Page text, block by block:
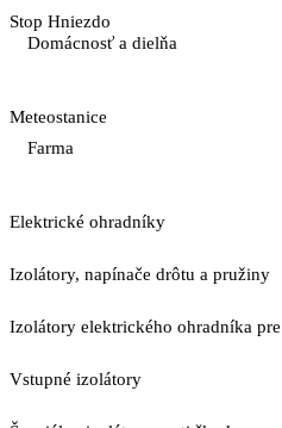
Stop Hniezdo
Domácnosť a dielňa
Meteostanice
Farma
Elektrické ohradníky
Izolátory, napínače drôtu a pružiny
Izolátory elektrického ohradníka
Vstupné izolátory